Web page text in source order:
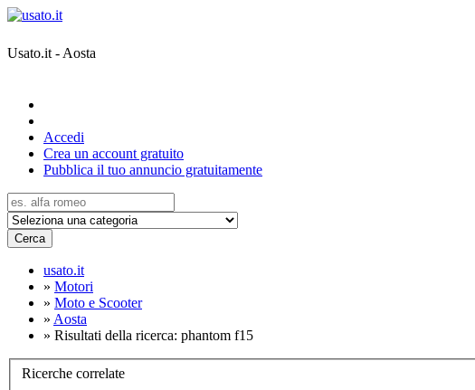
Usato.it - Aosta
Accedi
Crea un account gratuito
Pubblica il tuo annuncio gratuitamente
Cerca
usato.it
» Motori
» Moto e Scooter
» Aosta
» Risultati della ricerca: phantom f15
Ricerche correlate